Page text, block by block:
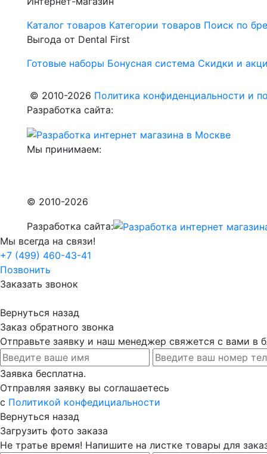
Каталог товаров Категории товаров Поиск по
Выгода от Dental First
Готовые наборы Бонусная система Скидки и
© 2010-2026 Политика конфиденциальности и
Разработка сайта:
Мы принимаем:
© 2010-2026
Разработка сайта:
Мы всегда на связи!
+7 (499) 460-43-41
Позвонить
Заказать звонок
Вернуться назад
Заказ обратного звонка
Отправьте заявку и наш менеджер свяжется с вами в
Заявка бесплатна.
Отправляя заявку вы соглашаетесь
с Политикой конфедициальности
Вернуться назад
Загрузить фото заказа
Не тратье время! Напишите на листке товары для